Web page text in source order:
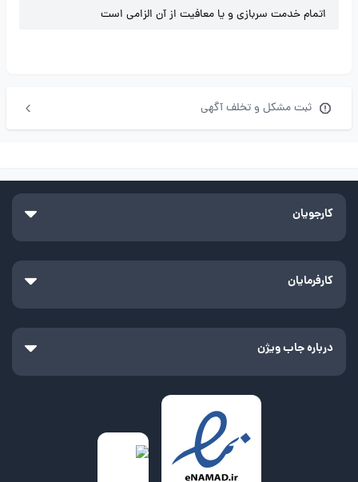
اتمام خدمت سربازی و یا معافیت از آن الزامی است
ثبت مشکل و تخلف آگهی
کارجویان
کارفرمایان
درباره جاب ویژن